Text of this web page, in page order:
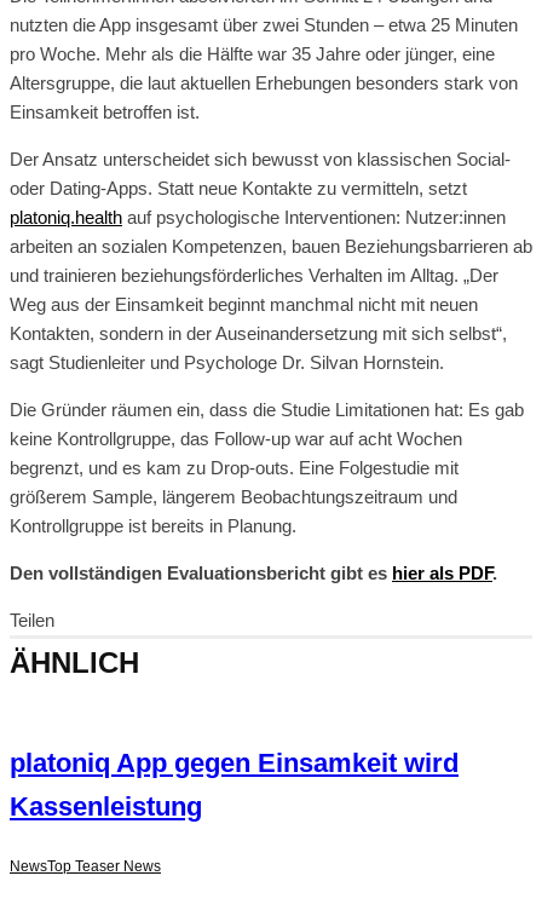
nutzten die App insgesamt über zwei Stunden – etwa 25 Minuten
pro Woche. Mehr als die Hälfte war 35 Jahre oder jünger, eine
Altersgruppe, die laut aktuellen Erhebungen besonders stark von
Einsamkeit betroffen ist.
Der Ansatz unterscheidet sich bewusst von klassischen Social-
oder Dating-Apps. Statt neue Kontakte zu vermitteln, setzt
platoniq.health auf psychologische Interventionen: Nutzer:innen
arbeiten an sozialen Kompetenzen, bauen Beziehungsbarrieren ab
und trainieren beziehungsförderliches Verhalten im Alltag. „Der
Weg aus der Einsamkeit beginnt manchmal nicht mit neuen
Kontakten, sondern in der Auseinandersetzung mit sich selbst“,
sagt Studienleiter und Psychologe Dr. Silvan Hornstein.
Die Gründer räumen ein, dass die Studie Limitationen hat: Es gab
keine Kontrollgruppe, das Follow-up war auf acht Wochen
begrenzt, und es kam zu Drop-outs. Eine Folgestudie mit
größerem Sample, längerem Beobachtungszeitraum und
Kontrollgruppe ist bereits in Planung.
Den vollständigen Evaluationsbericht gibt es hier als PDF.
Teilen
ÄHNLICH
platoniq App gegen Einsamkeit wird
Kassenleistung
NewsTop Teaser News